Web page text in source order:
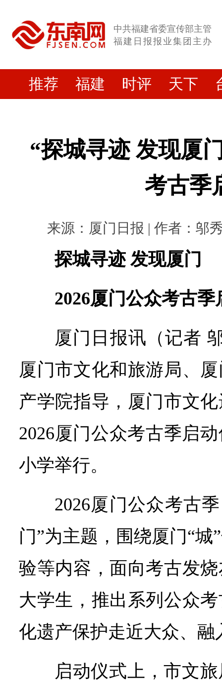
中共福建省委宣传部主管
福建日报报业集团主办
推荐 福建 时评 天下
“探城寻迹 发现厦
考古季
来源：厦门日报 | 作者：邬
探城寻迹 发现厦门
2026厦门公众考古季
厦门日报讯（记者
厦门市文化和旅游局、
产学院指导，厦门市文
2026厦门公众考古季启
小学举行。
2026厦门公众考古
门”为主题，围绕厦门“
验等内容，面向考古发
大学生，推出系列公众
化遗产保护走近大众、融
启动仪式上，市文